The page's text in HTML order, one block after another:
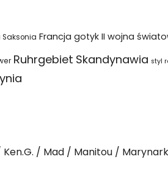
Saksonia Francja gotyk II wojna
Ruhrgebiet Skandynawia styl
Ken.G. Mad Manitou